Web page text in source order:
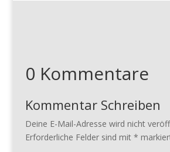
0 Kommentare
Kommentar Schreiben
Deine E-Mail-Adresse wird nicht
Erforderliche Felder sind mit *